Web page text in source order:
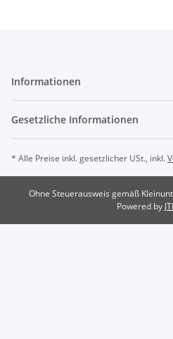
Informationen
Gesetzliche Informationen
* Alle Preise inkl. gesetzlicher USt., inkl.
Ohne Steuerausweis gemäß
Powered by